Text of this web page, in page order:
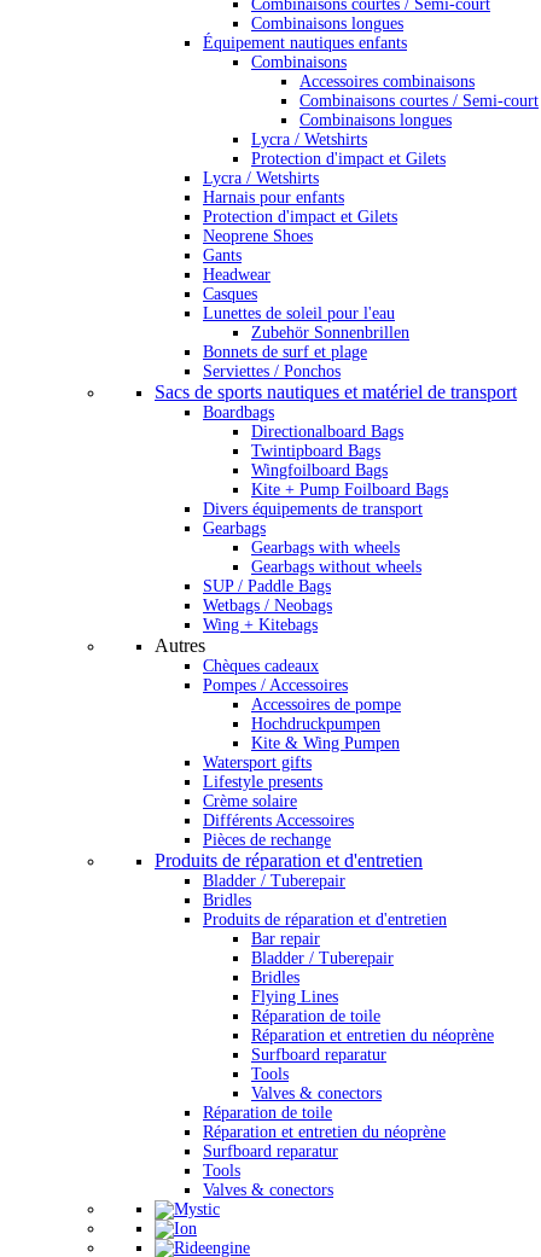
Combinaisons courtes / Semi-court
Combinaisons longues
Équipement nautiques enfants
Combinaisons
Accessoires combinaisons
Combinaisons courtes / Semi-court
Combinaisons longues
Lycra / Wetshirts
Protection d'impact et Gilets
Lycra / Wetshirts
Harnais pour enfants
Protection d'impact et Gilets
Neoprene Shoes
Gants
Headwear
Casques
Lunettes de soleil pour l'eau
Zubehör Sonnenbrillen
Bonnets de surf et plage
Serviettes / Ponchos
Sacs de sports nautiques et matériel de transport
Boardbags
Directionalboard Bags
Twintipboard Bags
Wingfoilboard Bags
Kite + Pump Foilboard Bags
Divers équipements de transport
Gearbags
Gearbags with wheels
Gearbags without wheels
SUP / Paddle Bags
Wetbags / Neobags
Wing + Kitebags
Autres
Chèques cadeaux
Pompes / Accessoires
Accessoires de pompe
Hochdruckpumpen
Kite & Wing Pumpen
Watersport gifts
Lifestyle presents
Crème solaire
Différents Accessoires
Pièces de rechange
Produits de réparation et d'entretien
Bladder / Tuberepair
Bridles
Produits de réparation et d'entretien
Bar repair
Bladder / Tuberepair
Bridles
Flying Lines
Réparation de toile
Réparation et entretien du néoprène
Surfboard reparatur
Tools
Valves & conectors
Réparation de toile
Réparation et entretien du néoprène
Surfboard reparatur
Tools
Valves & conectors